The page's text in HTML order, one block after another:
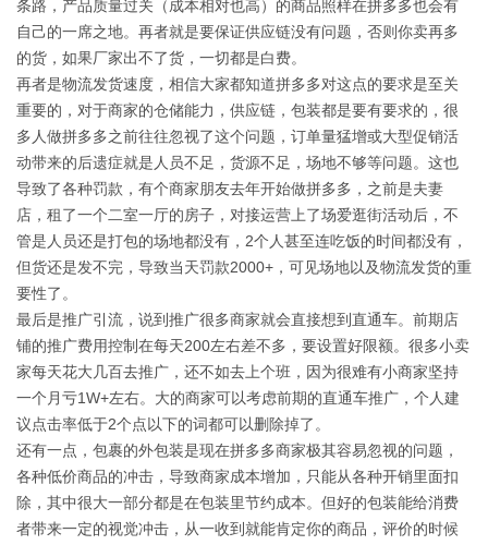
条路，产品质量过关（成本相对也高）的商品照样在拼多多也会有
自己的一席之地。再者就是要保证供应链没有问题，否则你卖再多
的货，如果厂家出不了货，一切都是白费。
再者是物流发货速度，相信大家都知道拼多多对这点的要求是至关
重要的，对于商家的仓储能力，供应链，包装都是要有要求的，很
多人做拼多多之前往往忽视了这个问题，订单量猛增或大型促销活
动带来的后遗症就是人员不足，货源不足，场地不够等问题。这也
导致了各种罚款，有个商家朋友去年开始做拼多多，之前是夫妻
店，租了一个二室一厅的房子，对接运营上了场爱逛街活动后，不
管是人员还是打包的场地都没有，2个人甚至连吃饭的时间都没有，
但货还是发不完，导致当天罚款2000+，可见场地以及物流发货的重
要性了。
最后是推广引流，说到推广很多商家就会直接想到直通车。前期店
铺的推广费用控制在每天200左右差不多，要设置好限额。很多小卖
家每天花大几百去推广，还不如去上个班，因为很难有小商家坚持
一个月亏1W+左右。大的商家可以考虑前期的直通车推广，个人建
议点击率低于2个点以下的词都可以删除掉了。
还有一点，包裹的外包装是现在拼多多商家极其容易忽视的问题，
各种低价商品的冲击，导致商家成本增加，只能从各种开销里面扣
除，其中很大一部分都是在包装里节约成本。但好的包装能给消费
者带来一定的视觉冲击，从一收到就能肯定你的商品，评价的时候